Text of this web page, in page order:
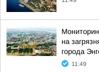
на
города
11:49